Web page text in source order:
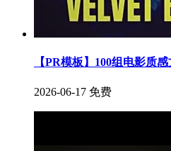
【PR模板】100组电影质
2026-06-17 免费